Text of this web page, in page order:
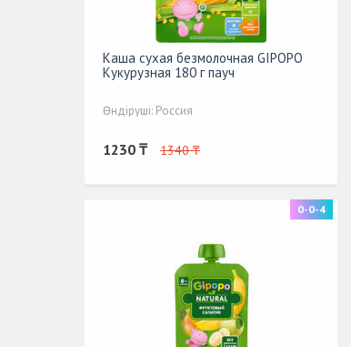
Каша сухая безмолочная GIPOPO
Кукурузная 180 г пауч
Өндіруші: Россия
1230 ₸ 1340 ₸
0-0-4